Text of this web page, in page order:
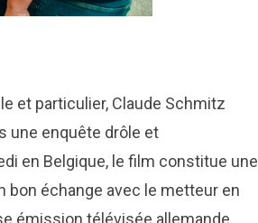
et particulier, Claude Schmitz
une enquête drôle et
en Belgique, le film constitue une
bon échange avec le metteur en